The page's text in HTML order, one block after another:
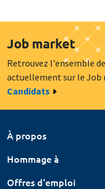
Job market
Retrouvez l'ensemble
actuellement sur le Job
Candidats
À propos
Hommage à
Offres d'emploi